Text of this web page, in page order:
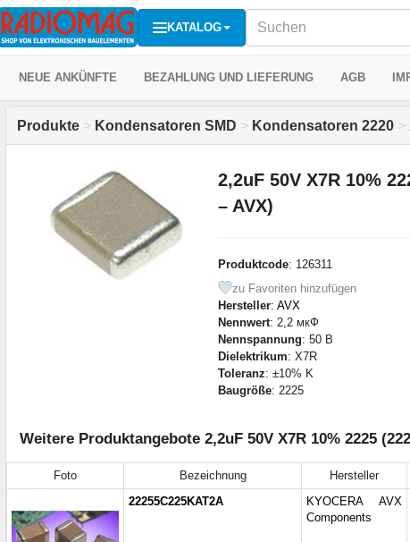
KATALOG
NEUE ANKÜNFTE BEZAHLUNG UND LIEFERUNG AGB
Produkte > Kondensatoren SMD > Kondensatoren 2220 >
2,2uF 50V X7R 10%
– AVX)
Produktcode: 126311
zu Favoriten hinzufügen
Hersteller: AVX
Nennwert: 2,2 мкФ
Nennspannung: 50 В
Dielektrikum: X7R
Toleranz: ±10% K
Baugröße: 2225
Weitere Produktangebote 2,2uF 50V X7R 10% 2225
Foto Bezeichnung Hersteller
22255C225KAT2A
KYOCERA AVX
Components